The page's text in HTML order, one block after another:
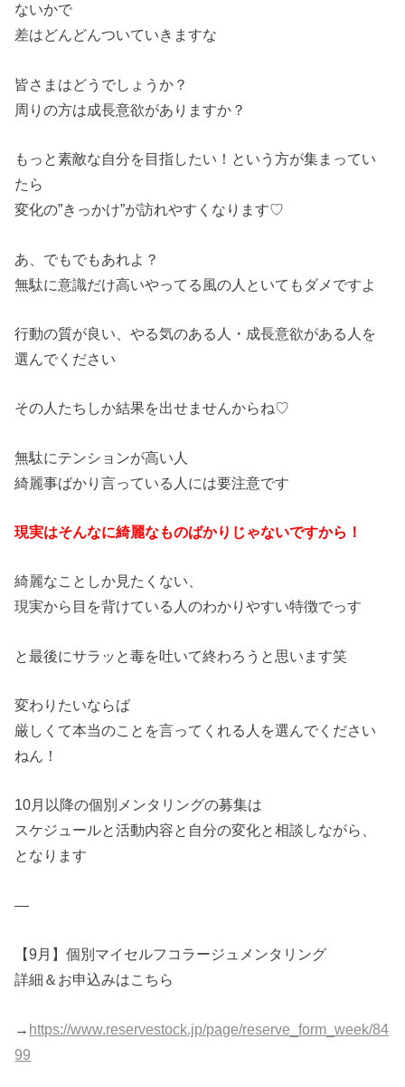
ないかで
差はどんどんついていきますな
皆さまはどうでしょうか？
周りの方は成長意欲がありますか？
もっと素敵な自分を目指したい！という方が集まってい
たら
変化の”きっかけ”が訪れやすくなります♡
あ、でもでもあれよ？
無駄に意識だけ高いやってる風の人といてもダメですよ
行動の質が良い、やる気のある人・成長意欲がある人を
選んでください
その人たちしか結果を出せませんからね♡
無駄にテンションが高い人
綺麗事ばかり言っている人には要注意です
現実はそんなに綺麗なものばかりじゃないですから！
綺麗なことしか見たくない、
現実から目を背けている人のわかりやすい特徴でっす
と最後にサラッと毒を吐いて終わろうと思います笑
変わりたいならば
厳しくて本当のことを言ってくれる人を選んでください
ねん！
10月以降の個別メンタリングの募集は
スケジュールと活動内容と自分の変化と相談しながら、
となります
—
【9月】個別マイセルフコラージュメンタリング
詳細＆お申込みはこちら
→ https://www.reservestock.jp/page/reserve_form_week/84
99